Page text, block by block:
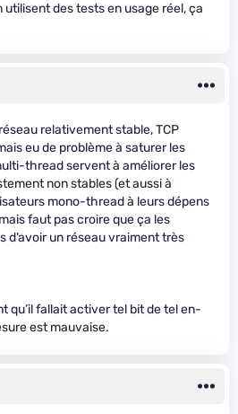
utilisent des tests en usage réel, ça
relativement stable, TCP
eu de problème à saturer les
thread servent à améliorer les
non stables (et aussi à
mono-thread à leurs dépens
faut pas croire que ça les
d’avoir un réseau vraiment très
qu’il fallait activer tel bit de tel en-
est mauvaise.